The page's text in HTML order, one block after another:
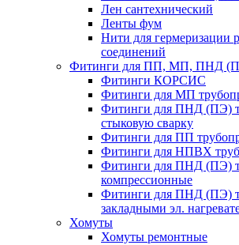
Лен сантехнический
Ленты фум
Нити для гермеризации
соединений
Фитинги для ПП, МП, ПНД
Фитинги КОРСИС
Фитинги для МП
Фитинги для ПНД (ПЭ)
стыковую сварку
Фитинги для ПП
Фитинги для НПВХ
Фитинги для ПНД (ПЭ)
компрессионные
Фитинги для ПНД (ПЭ)
закладными эл.
Хомуты
Хомуты ремонтные